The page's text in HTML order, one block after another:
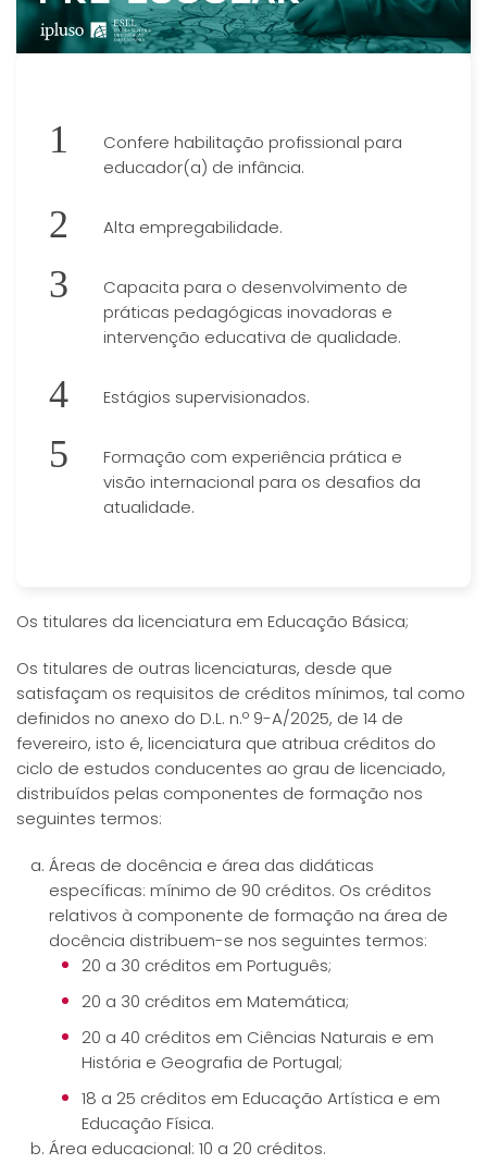
Confere habilitação profissional para
educador(a) de infância.
Alta empregabilidade.
Capacita para o desenvolvimento de
práticas pedagógicas inovadoras e
intervenção educativa de qualidade.
Estágios supervisionados.
Formação com experiência prática e
visão internacional para os desafios da
atualidade.
Os titulares da licenciatura em Educação Básica;
Os titulares de outras licenciaturas, desde que
satisfaçam os requisitos de créditos mínimos, tal como
definidos no anexo do D.L. n.º 9-A/2025, de 14 de
fevereiro, isto é, licenciatura que atribua créditos do
ciclo de estudos conducentes ao grau de licenciado,
distribuídos pelas componentes de formação nos
seguintes termos:
Áreas de docência e área das didáticas
específicas: mínimo de 90 créditos. Os créditos
relativos à componente de formação na área de
docência distribuem-se nos seguintes termos:
20 a 30 créditos em Português;
20 a 30 créditos em Matemática;
20 a 40 créditos em Ciências Naturais e em
História e Geografia de Portugal;
18 a 25 créditos em Educação Artística e em
Educação Física.
Área educacional: 10 a 20 créditos.